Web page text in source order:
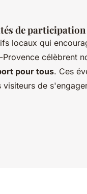
de participation
locaux qui
célèbrent
pour tous. Ces
de